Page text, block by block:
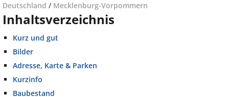
Deutschland / Mecklenburg-Vorpommern
Inhaltsverzeichnis
Kurz und gut
Bilder
Adresse, Karte & Parken
Kurzinfo
Baubestand